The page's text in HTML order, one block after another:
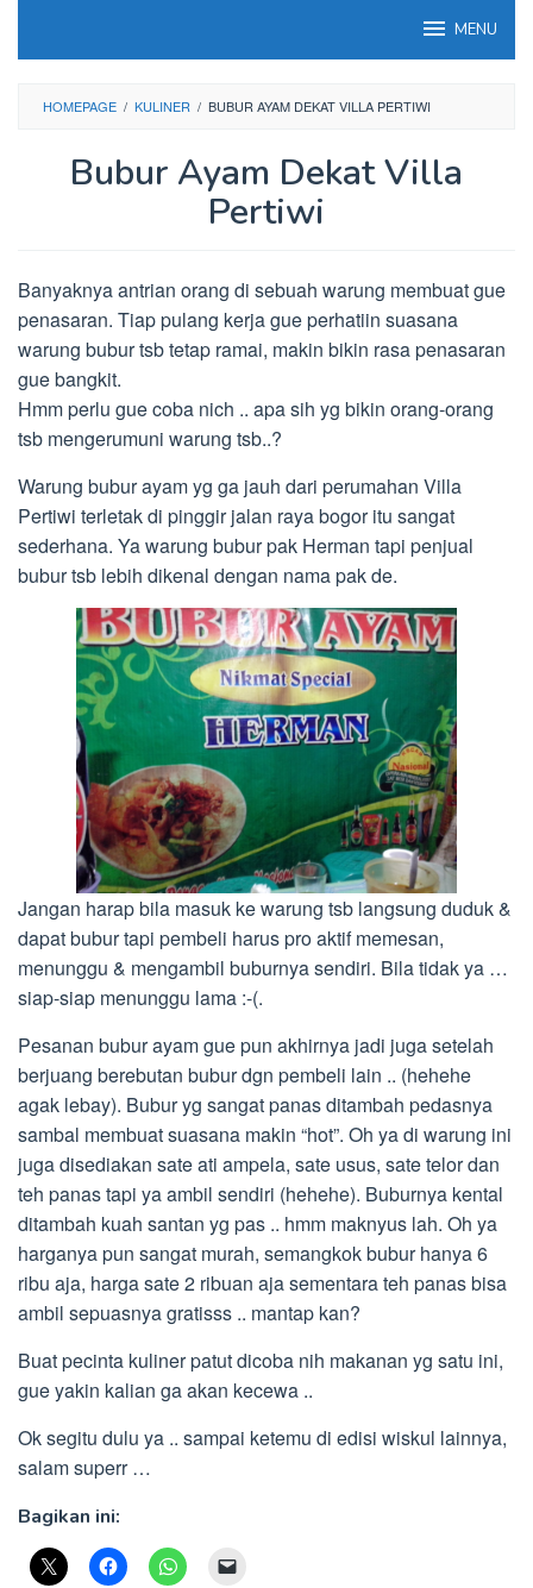
MENU
HOMEPAGE / KULINER / BUBUR AYAM DEKAT VILLA PERTIWI
Bubur Ayam Dekat Villa
Pertiwi
Banyaknya antrian orang di sebuah warung membuat gue
penasaran. Tiap pulang kerja gue perhatiin suasana
warung bubur tsb tetap ramai, makin bikin rasa penasaran
gue bangkit.
Hmm perlu gue coba nich .. apa sih yg bikin orang-orang
tsb mengerumuni warung tsb..?
Warung bubur ayam yg ga jauh dari perumahan Villa
Pertiwi terletak di pinggir jalan raya bogor itu sangat
sederhana. Ya warung bubur pak Herman tapi penjual
bubur tsb lebih dikenal dengan nama pak de.
Jangan harap bila masuk ke warung tsb langsung duduk &
dapat bubur tapi pembeli harus pro aktif memesan,
menunggu & mengambil buburnya sendiri. Bila tidak ya …
siap-siap menunggu lama :-(.
Pesanan bubur ayam gue pun akhirnya jadi juga setelah
berjuang berebutan bubur dgn pembeli lain .. (hehehe
agak lebay). Bubur yg sangat panas ditambah pedasnya
sambal membuat suasana makin “hot”. Oh ya di warung ini
juga disediakan sate ati ampela, sate usus, sate telor dan
teh panas tapi ya ambil sendiri (hehehe). Buburnya kental
ditambah kuah santan yg pas .. hmm maknyus lah. Oh ya
harganya pun sangat murah, semangkok bubur hanya 6
ribu aja, harga sate 2 ribuan aja sementara teh panas bisa
ambil sepuasnya gratisss .. mantap kan?
Buat pecinta kuliner patut dicoba nih makanan yg satu ini,
gue yakin kalian ga akan kecewa ..
Ok segitu dulu ya .. sampai ketemu di edisi wiskul lainnya,
salam superr …
Bagikan ini: